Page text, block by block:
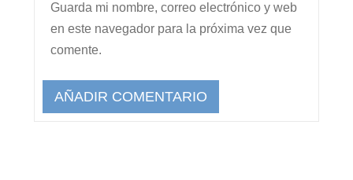
Guarda mi nombre, correo electrónico y web
en este navegador para la próxima vez que
comente.